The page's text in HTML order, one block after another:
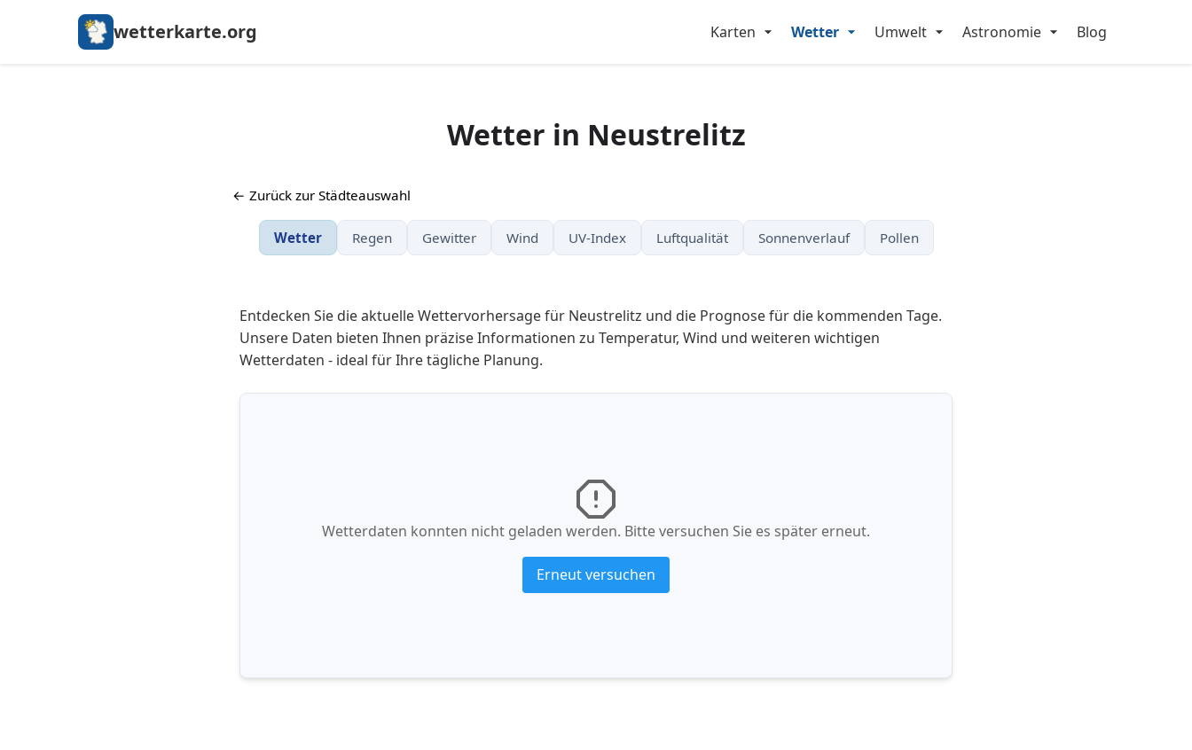
wetterkarte.org Karten Wetter Umwelt Astronomie Blog
Wetter in Neustrelitz
← Zurück zur Städteauswahl
Wetter Regen Gewitter Wind UV-Index Luftqualität Sonnenverlauf Pollen
Entdecken Sie die aktuelle Wettervorhersage für Neustrelitz und die Prognose für die kommenden Tage.
Unsere Daten bieten Ihnen präzise Informationen zu Temperatur, Wind und weiteren wichtigen
Wetterdaten - ideal für Ihre tägliche Planung.
Wetterdaten konnten nicht geladen werden. Bitte versuchen Sie es später erneut.
Erneut versuchen